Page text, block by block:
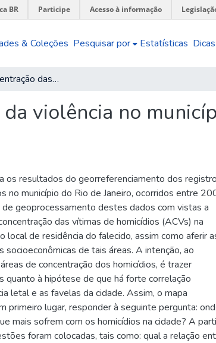
BR Participe Acesso à informação
& Coleções Pesquisar por Estatísticas Dicas
Áreas de concentração das vítimas da violência no município do Rio de Janeiro (2002-2006)
violência no
os resultados do georreferenciamento dos
no município do Rio de Janeiro, ocorridos entre
geoprocessamento destes dados com vistas a
das vítimas de homicídios (ACVs) na
local de residência do falecido, assim como aferir
socioeconômicas de tais áreas. A intenção, ao
de concentração dos homicídios, é trazer
quanto à hipótese de que há forte correlação
letal e as favelas da cidade. Assim, o mapa
primeiro lugar, responder à seguinte pergunta:
mais sofrem com os homicídios na cidade? A
foram colocadas, tais como: qual a relação